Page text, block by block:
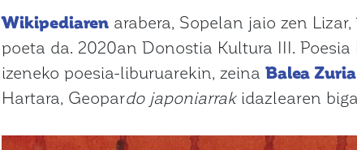
Wikipediarenarabera, Sopelan jaio zen
poeta da. 2020an Donostia Kultura III. Poesia
izeneko poesia-liburuarekin, zeina Balea Zuria
Hartara, Geopardo japoniarrak idazlearen